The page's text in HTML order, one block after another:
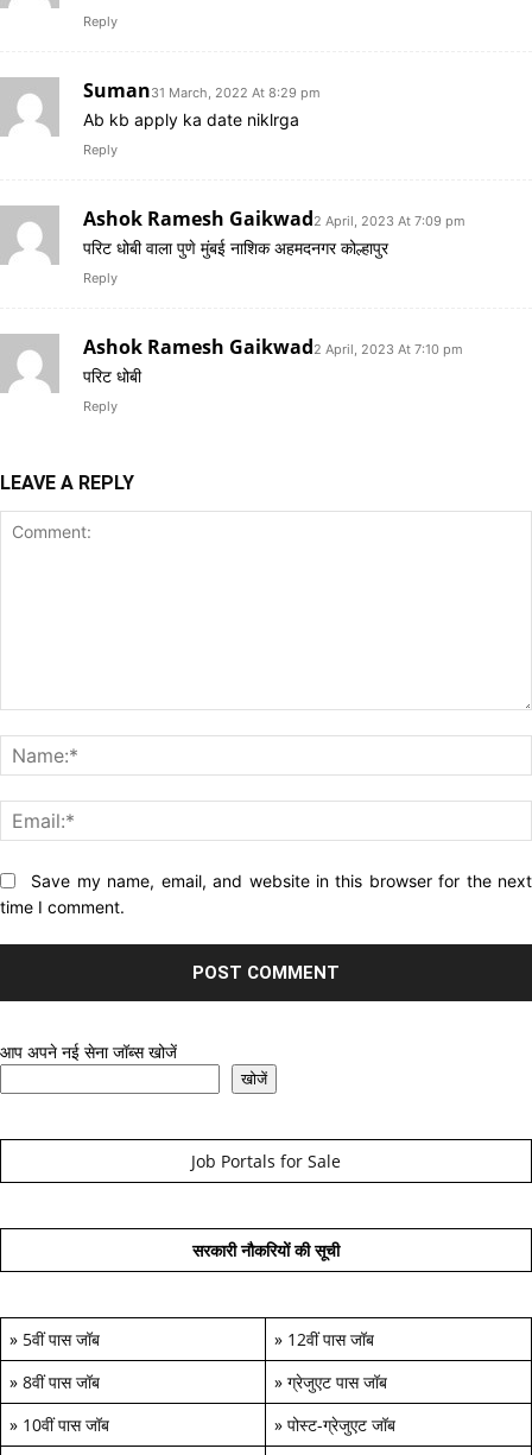
Reply
Suman31 March, 2022 At 8:29 pm
Ab kb apply ka date niklrga
Reply
Ashok Ramesh Gaikwad2 April, 2023 At 7:09 pm
परिट धोबी वाला पुणे मुंबई नाशिक अहमदनगर कोल्हापुर
Reply
Ashok Ramesh Gaikwad2 April, 2023 At 7:10 pm
परिट धोबी
Reply
LEAVE A REPLY
Website:Save my name, email, and website in this browser for the next
time I comment.
आप अपने नई सेना जॉब्स खोजें
खोजें
Job Portals for Sale
सरकारी नौकरियों की सूची
» 5वीं पास जॉब » 12वीं पास जॉब
» 8वीं पास जॉब » ग्रेजुएट पास जॉब
» 10वीं पास जॉब » पोस्ट-ग्रेजुएट जॉब